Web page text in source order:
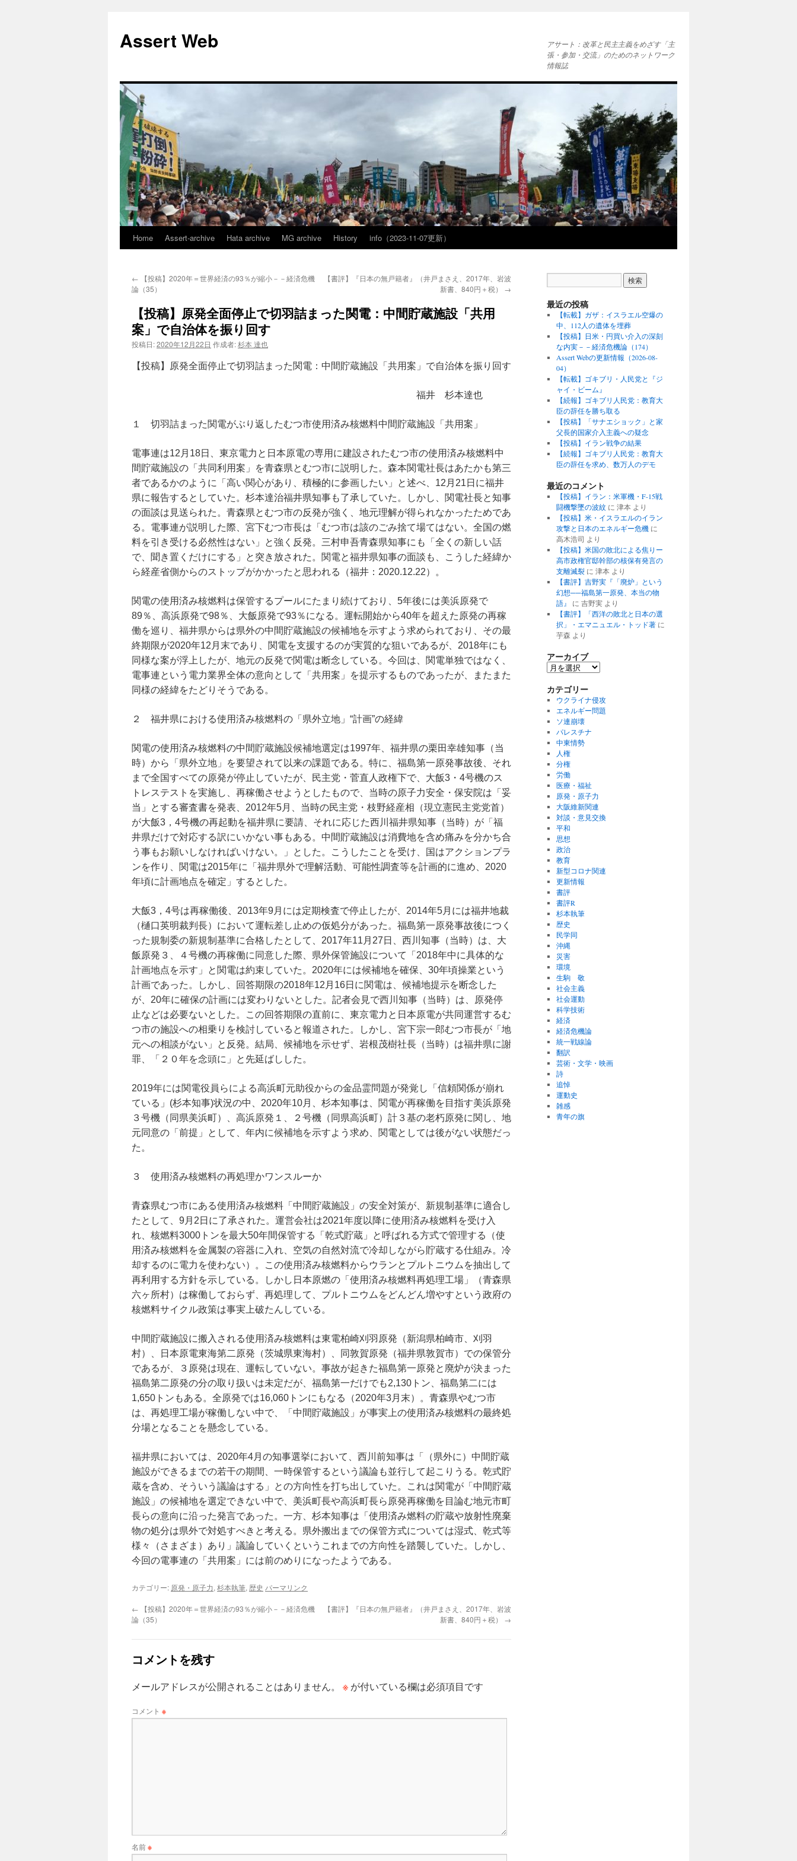
テ
ン
ス
キ
ッ
プ
Assert Web
アサート：改革と民主主義をめざす「主
張・参加・交流」のためのネットワーク
情報誌
Home Assert-archive Hata archive MG archive History info（2023-11-07更新）
← 【投稿】2020年＝世界経済の93％が縮小－－経済危機
論（35）
【書評】『日本の無戸籍者』（井戸まさえ、2017年、岩波
新書、840円＋税） →
【投稿】原発全面停止で切羽詰まった関電：中間貯蔵施設「共用
案」で自治体を振り回す
投稿日:2020年12月22日 作成者:杉本 達也
【投稿】原発全面停止で切羽詰まった関電：中間貯蔵施設「共用案」で自治体を振り回す
福井 杉本達也
１ 切羽詰まった関電がぶり返したむつ市使用済み核燃料中間貯蔵施設「共用案」
電事連は12月18日、東京電力と日本原電の専用に建設されたむつ市の使用済み核燃料中
間貯蔵施設の「共同利用案」を青森県とむつ市に説明した。森本関電社長はあたかも第三
者であるかのように「高い関心があり、積極的に参画したい」と述べ、12月21日に福井
県に報告するとしていた。杉本達治福井県知事も了承していた。しかし、関電社長と知事
の面談は見送られた。青森県とむつ市の反発が強く、地元理解が得られなかったためであ
る。電事連が説明した際、宮下むつ市長は「むつ市は該のごみ捨て場てはない。全国の燃
料を引き受ける必然性はない」と強く反発。三村申吾青森県知事にも「全くの新しい話
で、聞き置くだけにする」と突き放された。関電と福井県知事の面談も、こうした経緯か
ら経産省側からのストップがかかったと思われる（福井：2020.12.22）。
関電の使用済み核燃料は保管するプールにたまり続けており、5年後には美浜原発で
89％、高浜原発で98％、大飯原発で93％になる。運転開始から40年を超えた原発の再稼
働を巡り、福井県からは県外の中間貯蔵施設の候補地を示すよう求められており、その最
終期限が2020年12月末であり、関電を支援するのが実質的な狙いであるが、2018年にも
同様な案が浮上したが、地元の反発で関電は断念している。今回は、関電単独ではなく、
電事連という電力業界全体の意向として「共用案」を提示するものであったが、またまた
同様の経緯をたどりそうである。
２ 福井県における使用済み核燃料の「県外立地」“計画”の経緯
関電の使用済み核燃料の中間貯蔵施設候補地選定は1997年、福井県の栗田幸雄知事（当
時）から「県外立地」を要望されて以来の課題である。特に、福島第一原発事故後、それ
まで全国すべての原発が停止していたが、民主党・菅直人政権下で、大飯3・4号機のス
トレステストを実施し、再稼働させようとしたもので、当時の原子力安全・保安院は「妥
当」とする審査書を発表、2012年5月、当時の民主党・枝野経産相（現立憲民主党党首）
が大飯3，4号機の再起動を福井県に要請、それに応じた西川福井県知事（当時）が「福
井県だけで対応する訳にいかない事もある。中間貯蔵施設は消費地を含め痛みを分かち合
う事もお願いしなければいけない。」とした。こうしたことを受け、国はアクションプラ
ンを作り、関電は2015年に「福井県外で理解活動、可能性調査等を計画的に進め、2020
年頃に計画地点を確定」するとした。
大飯3，4号は再稼働後、2013年9月には定期検査で停止したが、2014年5月には福井地裁
（樋口英明裁判長）において運転差し止めの仮処分があった。福島第一原発事故後につく
った規制委の新規制基準に合格したとして、2017年11月27日、西川知事（当時）は、大
飯原発３、４号機の再稼働に同意した際、県外保管施設について「2018年中に具体的な
計画地点を示す」と関電は約束していた。2020年には候補地を確保、30年頃操業という
計画であった。しかし、回答期限の2018年12月16日に関電は、候補地提示を断念した
が、20年に確保の計画には変わりないとした。記者会見で西川知事（当時）は、原発停
止などは必要ないとした。この回答期限の直前に、東京電力と日本原電が共同運営するむ
つ市の施設への相乗りを検討していると報道された。しかし、宮下宗一郎むつ市長が「地
元への相談がない」と反発。結局、候補地を示せず、岩根茂樹社長（当時）は福井県に謝
罪、「２０年を念頭に」と先延ばしした。
2019年には関電役員らによる高浜町元助役からの金品霊問題が発覚し「信頼関係が崩れ
ている」(杉本知事)状況の中、2020年10月、杉本知事は、関電が再稼働を目指す美浜原発
３号機（同県美浜町）、高浜原発１、２号機（同県高浜町）計３基の老朽原発に関し、地
元同意の「前提」として、年内に候補地を示すよう求め、関電としては後がない状態だっ
た。
３ 使用済み核燃料の再処理かワンスルーか
青森県むつ市にある使⽤済み核燃料「中間貯蔵施設」の安全対策が、新規制基準に適合し
たとして、9月2日に了承された。運営会社は2021年度以降に使⽤済み核燃料を受け⼊
れ、核燃料3000トンを最⼤50年間保管する「乾式貯蔵」と呼ばれる⽅式で管理する（使
⽤済み核燃料を⾦属製の容器に⼊れ、空気の⾃然対流で冷却しながら貯蔵する仕組み。冷
却するのに電⼒を使わない）。この使⽤済み核燃料からウランとプルトニウムを抽出して
再利⽤する⽅針を⽰している。しかし⽇本原燃の「使⽤済み核燃料再処理⼯場」（⻘森県
六ヶ所村）は稼働しておらず、再処理して、プルトニウムをどんどん増やすという政府の
核燃料サイクル政策は事実上破たんしている。
中間貯蔵施設に搬⼊される使⽤済み核燃料は東電柏崎刈⽻原発（新潟県柏崎市、刈⽻
村）、⽇本原電東海第⼆原発（茨城県東海村）、同敦賀原発（福井県敦賀市）での保管分
であるが、３原発は現在、運転していない。事故が起きた福島第⼀原発と廃炉が決まった
福島第⼆原発の分の取り扱いは未定だが、福島第一だけでも2,130トン、福島第二には
1,650トンもある。全原発では16,060トンにもなる（2020年3月末）。青森県やむつ市
は、再処理工場が稼働しない中で、「中間貯蔵施設」が事実上の使用済み核燃料の最終処
分場となることを懸念している。
福井県においては、2020年4月の知事選挙において、西川前知事は「（県外に）中間貯蔵
施設ができるまでの若⼲の期間、⼀時保管するという議論も並⾏して起こりうる。乾式貯
蔵を含め、そういう議論はする」との方向性を打ち出していた。これは関電が「中間貯蔵
施設」の候補地を選定できない中で、美浜町長や高浜町長ら原発再稼働を目論む地元市町
長らの意向に沿った発言であった。一方、杉本知事は「使⽤済み燃料の貯蔵や放射性廃棄
物の処分は県外で対処すべきと考える。県外搬出までの保管⽅式については湿式、乾式等
様々（さまざま）あり」議論していくというこれまでの方向性を踏襲していた。しかし、
今回の電事連の「共用案」には前のめりになったようである。
カテゴリー: 原発・原子力, 杉本執筆, 歴史 パーマリンク
← 【投稿】2020年＝世界経済の93％が縮小－－経済危機
論（35）
【書評】『日本の無戸籍者』（井戸まさえ、2017年、岩波
新書、840円＋税） →
コメントを残す
メールアドレスが公開されることはありません。 ※ が付いている欄は必須項目です
コメント ※
名前※
最近の投稿
【転載】ガザ：イスラエル空爆の
中、112人の遺体を埋葬
【投稿】日米・円買い介入の深刻
な内実－－経済危機論（174）
Assert Webの更新情報（2026-08-
04）
【転載】ゴキブリ・人民党と『ジ
ャイ・ビーム』
【続報】ゴキブリ人民党：教育大
臣の辞任を勝ち取る
【投稿】「サナエショック」と家
父長的国家介入主義への疑念
【投稿】イラン戦争の結果
【続報】ゴキブリ人民党：教育大
臣の辞任を求め、数万人のデモ
最近のコメント
【投稿】イラン：米軍機・F-15戦
闘機撃墜の波紋に 津本より
【投稿】米・イスラエルのイラン
攻撃と日本のエネルギー危機に
高木浩司 より
【投稿】米国の敗北による焦りー
高市政権官邸幹部の核保有発言の
支離滅裂に 津本より
【書評】吉野実『「廃炉」という
幻想──福島第一原発、本当の物
語』
に 吉野実より
【書評】「西洋の敗北と日本の選
択」・エマニュエル・トッド著に
芋森 より
アーカイブ
ア
カ
イ
ブ
カテゴリー
ウクライナ侵攻
エネルギー問題
ソ連崩壊
パレスチナ
中東情勢
人権
分権
労働
医療・福祉
原発・原子力
大阪維新関連
対談・意見交換
平和
思想
政治
教育
新型コロナ関連
更新情報
書評
書評R
杉本執筆
歴史
民学同
沖縄
災害
環境
生駒 敬
社会主義
社会運動
科学技術
経済
経済危機論
統一戦線論
翻訳
芸術・文学・映画
詩
追悼
運動史
雑感
青年の旗